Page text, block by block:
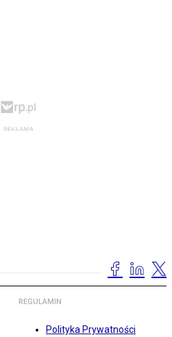
REGULAMIN
Polityka Prywatności